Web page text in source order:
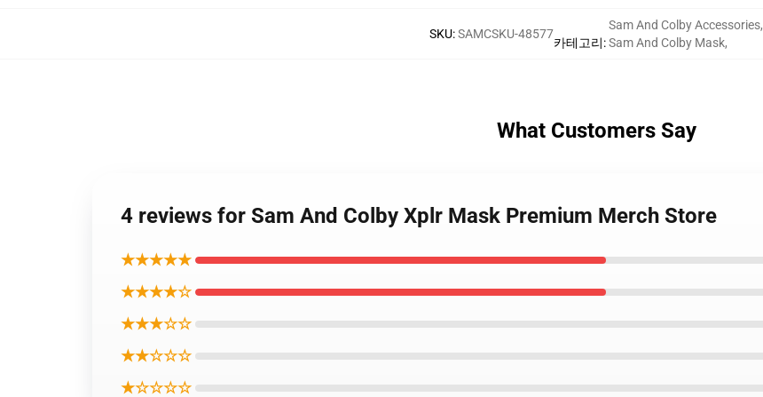
SKU:SAMCSKU-48577
카테고리:
Sam And Colby Accessories,
Sam And Colby Mask,
What Customers Say
4 reviews for Sam And Colby Xplr Mask Premium Merch Store
★★★★★
★★★★☆
★★★☆☆
★★☆☆☆
★☆☆☆☆